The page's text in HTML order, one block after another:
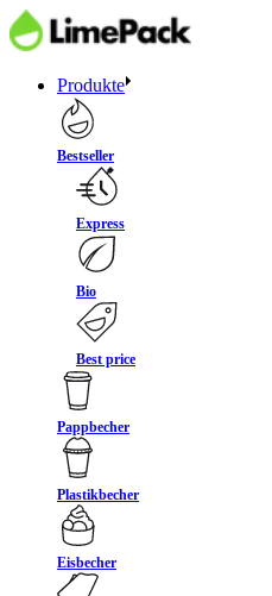
Produkte
Bestseller
Express
Bio
Best price
Pappbecher
Plastikbecher
Eisbecher